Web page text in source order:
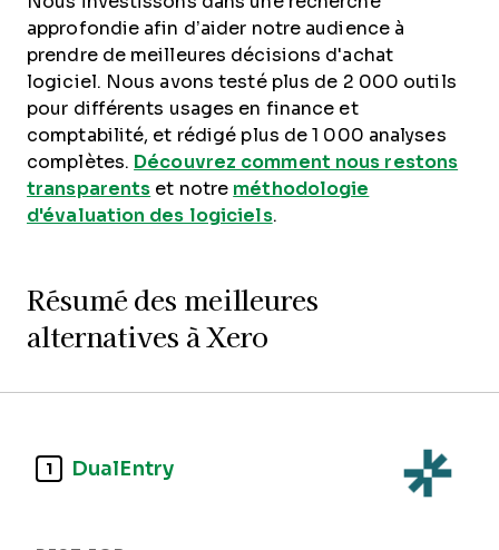
approfondie afin d’aider notre audience à
prendre de meilleures décisions d'achat
logiciel. Nous avons testé plus de 2 000 outils
pour différents usages en finance et
comptabilité, et rédigé plus de 1 000 analyses
complètes. Découvrez comment nous restons
transparents et notre méthodologie
d'évaluation des logiciels.
Résumé des meilleures
alternatives à Xero
1 DualEntry